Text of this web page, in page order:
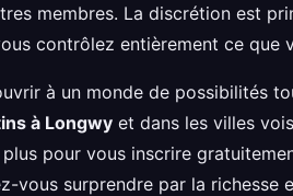
membres. La discrétion est
contrôlez entièrement ce que
à un monde de possibilités
à Longwy et dans les villes
pour vous inscrire
vous surprendre par la